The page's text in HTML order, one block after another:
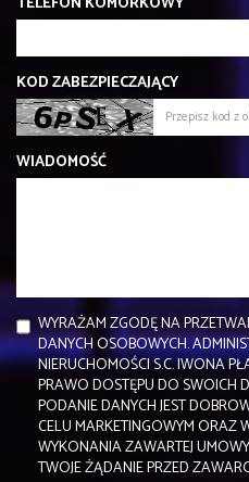
KOD ZABEZPIECZAJĄCY
WIADOMOŚĆ
WYRAŻAM ZGODĘ NA
DANYCH OSOBOWYCH.
NIERUCHOMOŚCI S.C. IWONA
PRAWO DOSTĘPU DO SWOICH
PODANIE DANYCH JEST
CELU MARKETINGOWYM ORAZ
WYKONANIA ZAWARTEJ
TWOJE ŻĄDANIE PRZED